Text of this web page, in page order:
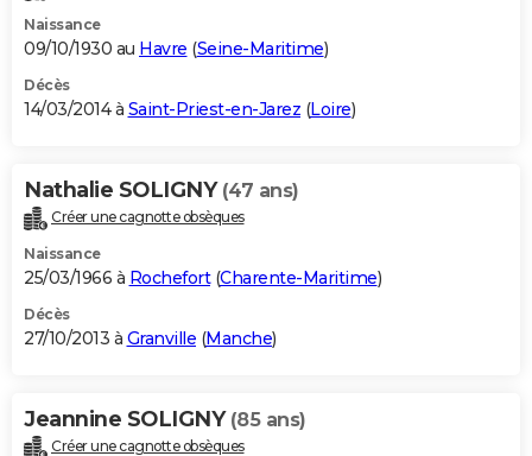
Naissance
09/10/1930 au Havre (Seine-Maritime)
Décès
14/03/2014 à Saint-Priest-en-Jarez (Loire)
Nathalie SOLIGNY (47 ans)
Créer une cagnotte obsèques
Naissance
25/03/1966 à Rochefort(Charente-Maritime)
Décès
27/10/2013 à Granville (Manche)
Jeannine SOLIGNY (85 ans)
Créer une cagnotte obsèques